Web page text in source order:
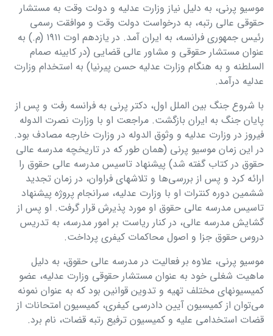
موسیو پرنی، به دلیل نیاز وزارت عدلیه و دولت وقت به مستشار
حقوقی عالی رتبه، به درخواست دولت وقت و موافقت رسمی
رئیس جمهوری فرانسه، به ایران آمد. در یازدهم اوت ۱۹۱۱ (م.) به
عنوان مستشار حقوقی و مشاور عالی قضایی (در كابینه صمام
السلطنه و به هنگام وزارت عدلیه حسن پیرنیا) به استخدام وزارت
عدلیه درآمد.
با شروع جنگ بین الملل اول، دكتر پرنی به فرانسه رفت و پس از
پایان جنگ به ایران بازگشت. مراجعت او با وزارت نصرت الدوله
فیروز در وزارت عدلیه و وثوق الدوله در وزارت خارجه مصادف بود.
در این زمان موسیو پرنی (همان طور كه در تاریخچه مدرسه عالی
حقوق در کتاب گفته شد) پیشنهاد تاسیس مدرسه عالی حقوق را
ارائه كرد و پس از بررسی‌ها و تلاشهای فراوان، در زمان تجدید
ششمین دوره كنترات او با وزارت عدلیه، سرانجام پروژه پیشنهاد
تاسیس مدرسه عالی حقوق او مورد پذیرش قرار گرفت. او پس از
گشایش مدرسه عالی، در كنار ریاست بر امور مدرسه، به تدریس
دروس حقوق جزا و اصول محاكمات كیفری پرداخت.
موسیو پرنی، علاوه بر فعالیت در مدرسه عالی حقوق، به دلیل
ماهیت شغلی خود به عنوان مستشار حقوقی وزارت عدلیه، عضو
كمیسیونهای مختلف تهیه و تدوین قوانین بود كه به عنوان نمونه
می‌توان از كمیسیون آیین دادرسی كیفری، كمیسیون امتحانات از
قضات استخدامی علیه و كمیسیون ترفیع رتبه قضات، نام برد.